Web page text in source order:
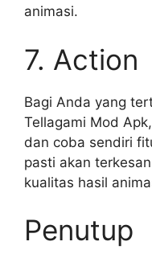
animasi.
7. Action
Bagi Anda yang
Tellagami Mod
dan coba sendiri
pasti akan
kualitas hasil
Penutup